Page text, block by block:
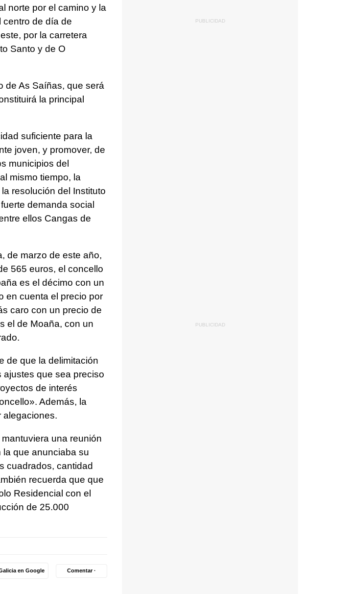
norte por el camino y la
centro de día de
por la carretera
Santo y de O
de As Saíñas, que será
la principal
suficiente para la
joven, y promover, de
municipios del
mismo tiempo, la
resolución del Instituto
demanda social
ellos Cangas de
de marzo de este año,
565 euros, el concello
es el décimo con un
en cuenta el precio por
caro con un precio de
el de Moaña, con un
de que la delimitación
que sea preciso
de interés
Además, la
alegaciones.
una reunión
la que anunciaba su
cuadrados, cantidad
recuerda que que
Residencial con el
de 25.000
en Google Comentar ·